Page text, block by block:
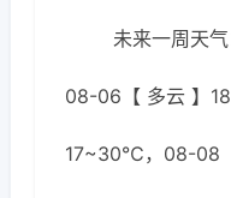
未来一周天
08-06【 多云 】
17~30℃，08-08